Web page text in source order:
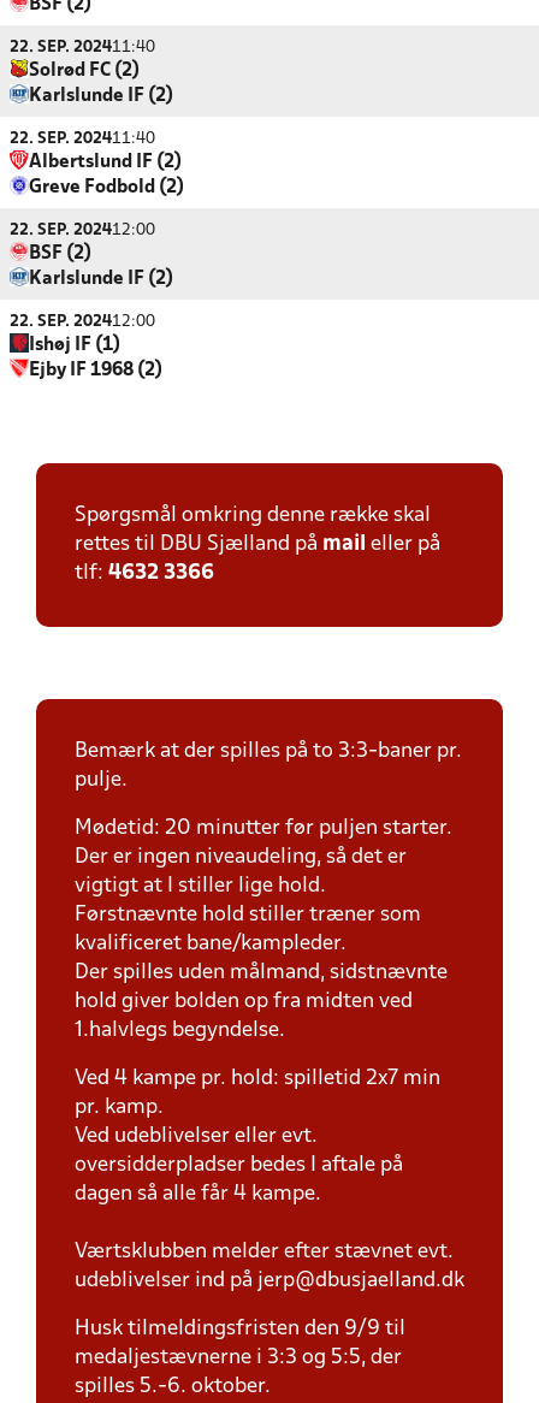
BSF (2)
22. SEP. 202411:40
Solrød FC (2)
Karlslunde IF (2)
22. SEP. 202411:40
Albertslund IF (2)
Greve Fodbold (2)
22. SEP. 202412:00
BSF (2)
Karlslunde IF (2)
22. SEP. 202412:00
Ishøj IF (1)
Ejby IF 1968 (2)
Spørgsmål omkring denne række skal
rettes til DBU Sjælland på mail eller på
tlf: 4632 3366
Bemærk at der spilles på to 3:3-baner pr.
pulje.
Mødetid: 20 minutter før puljen starter.
Der er ingen niveaudeling, så det er
vigtigt at I stiller lige hold.
Førstnævnte hold stiller træner som
kvalificeret bane/kampleder.
Der spilles uden målmand, sidstnævnte
hold giver bolden op fra midten ved
1.halvlegs begyndelse.
Ved 4 kampe pr. hold: spilletid 2x7 min
pr. kamp.
Ved udeblivelser eller evt.
oversidderpladser bedes I aftale på
dagen så alle får 4 kampe.
Værtsklubben melder efter stævnet evt.
udeblivelser ind på jerp@dbusjaelland.dk
Husk tilmeldingsfristen den 9/9 til
medaljestævnerne i 3:3 og 5:5, der
spilles 5.-6. oktober.